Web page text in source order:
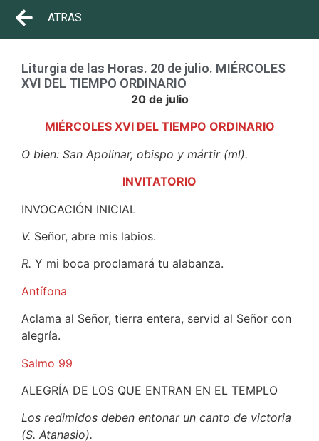
ATRAS
Liturgia de las Horas. 20 de julio. MIÉRCOLES
XVI DEL TIEMPO ORDINARIO
20 de julio
MIÉRCOLES XVI DEL TIEMPO ORDINARIO
O bien: San Apolinar, obispo y mártir (ml).
INVITATORIO
INVOCACIÓN INICIAL
V. Señor, abre mis labios.
R. Y mi boca proclamará tu alabanza.
Antífona
Aclama al Señor, tierra entera, servid al Señor con
alegría.
Salmo 99
ALEGRÍA DE LOS QUE ENTRAN EN EL TEMPLO
Los redimidos deben entonar un canto de victoria
(S. Atanasio).